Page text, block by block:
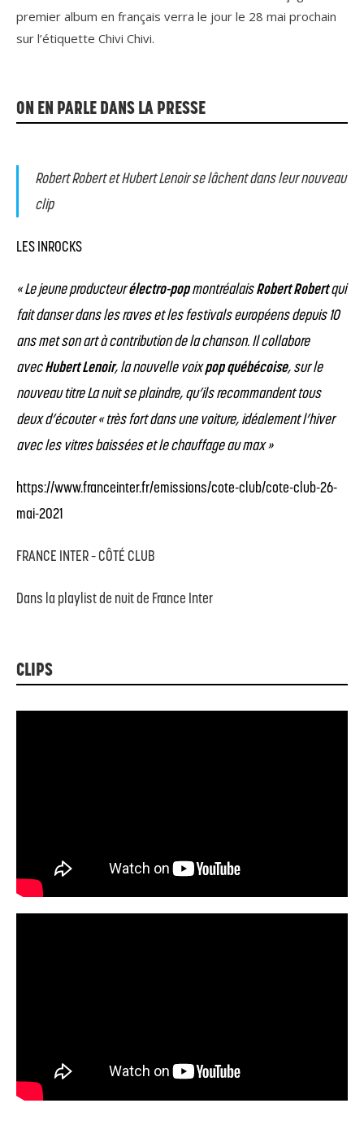
premier album en français verra le jour le 28 mai prochain
sur l’étiquette Chivi Chivi.
ON EN PARLE DANS LA PRESSE
Robert Robert et Hubert Lenoir se lâchent dans leur nouveau
clip
LES INROCKS
« Le jeune producteurélectro-popmontréalaisRobert Robertqui
fait danser dans les raves et les festivals européens depuis 10
ans met son art à contribution de la chanson. Il collabore
avecHubert Lenoir, la nouvelle voixpop québécoise, sur le
nouveau titre La nuit se plaindre, qu’ils recommandent tous
deux d’écouter « très fort dans une voiture, idéalement l’hiver
avec les vitres baissées et le chauffage au max »
https://www.franceinter.fr/emissions/cote-club/cote-club-26-
mai-2021
FRANCE INTER – CÔTÉ CLUB
Dans la playlist de nuit de France Inter
CLIPS